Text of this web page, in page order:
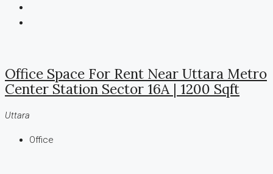
Office Space For Rent Near Uttara Metro
Center Station Sector 16A | 1200 Sqft
Uttara
Office